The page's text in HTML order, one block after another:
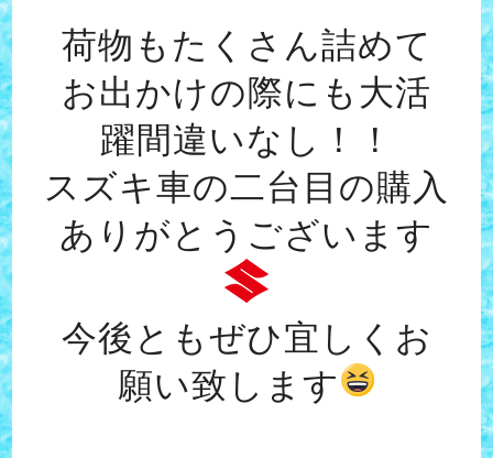
荷物もたくさん詰めて
お出かけの際にも大活
躍間違いなし！！
スズキ車の二台目の購入
ありがとうございます
今後ともぜひ宜しくお
願い致します